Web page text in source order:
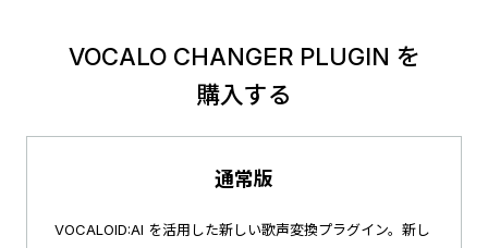
VOCALO CHANGER PLUGIN を
購入する
通常版
VOCALOID:AI を活用した新しい歌声変換プラグイン。 新し